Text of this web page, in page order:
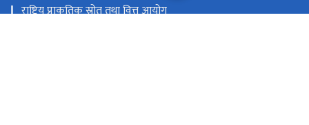
राष्ट्रिय प्राकृतिक स्रोत तथा वित्त आयोग